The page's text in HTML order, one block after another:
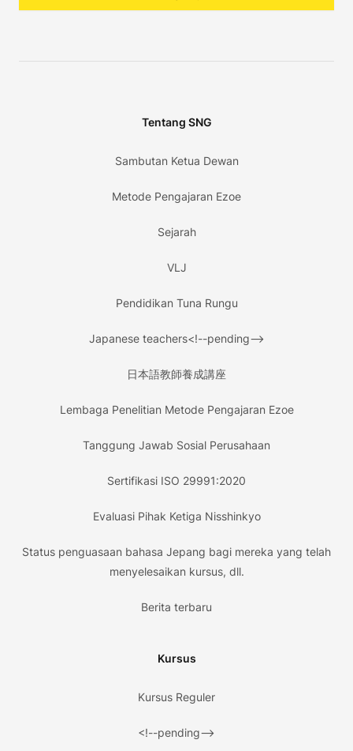
Tentang SNG
Sambutan Ketua Dewan
Metode Pengajaran Ezoe
Sejarah
VLJ
Pendidikan Tuna Rungu
Japanese teachers<!--pending-->
日本語教師養成講座
Lembaga Penelitian Metode Pengajaran Ezoe
Tanggung Jawab Sosial Perusahaan
Sertifikasi ISO 29991:2020
Evaluasi Pihak Ketiga Nisshinkyo
Status penguasaan bahasa Jepang bagi mereka yang telah
menyelesaikan kursus, dll.
Berita terbaru
Kursus
Kursus Reguler
<!--pending-->